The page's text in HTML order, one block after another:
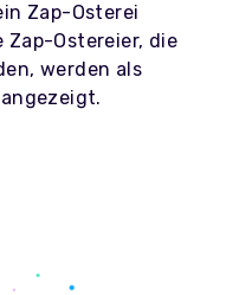
Zap-Osterei
Ostereier, die
werden als